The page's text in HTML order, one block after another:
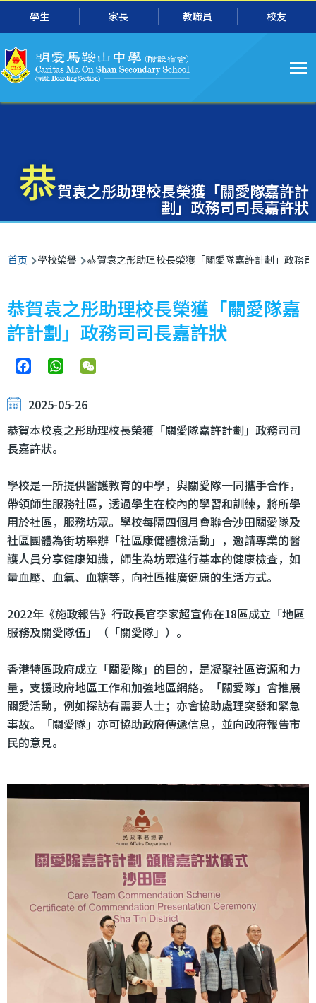
跳转到主要内容
學生 家長 教職員 校友
导
航
恭賀袁之彤助理校長榮獲「關愛隊嘉許計
劃」政務司司長嘉許狀
面
包
屑
首页 學校榮譽 恭賀袁之彤助理校長榮獲「關愛隊嘉許計劃」政務
恭賀袁之彤助理校長榮獲「關愛隊嘉
許計劃」政務司司長嘉許狀
FacebookWhatsApp
2025-05-26
恭賀本校袁之彤助理校長榮獲「關愛隊嘉許計劃」政務司司
長嘉許狀。
學校是一所提供醫護教育的中學，與關愛隊一同攜手合作，
帶領師生服務社區，透過學生在校內的學習和訓練，將所學
用於社區，服務坊眾。學校每隔四個月會聯合沙田關愛隊及
社區團體為街坊舉辦「社區康健體檢活動」，邀請專業的醫
護人員分享健康知識，師生為坊眾進行基本的健康檢查，如
量血壓、血氧、血糖等，向社區推廣健康的生活方式。
2022年《施政報告》行政長官李家超宣佈在18區成立「地區
服務及關愛隊伍」（「關愛隊」）。
香港特區政府成立「關愛隊」的目的，是凝聚社區資源和力
量，支援政府地區工作和加強地區網絡。「關愛隊」會推展
關愛活動，例如探訪有需要人士；亦會協助處理突發和緊急
事故。「關愛隊」亦可協助政府傳遞信息，並向政府報告市
民的意見。